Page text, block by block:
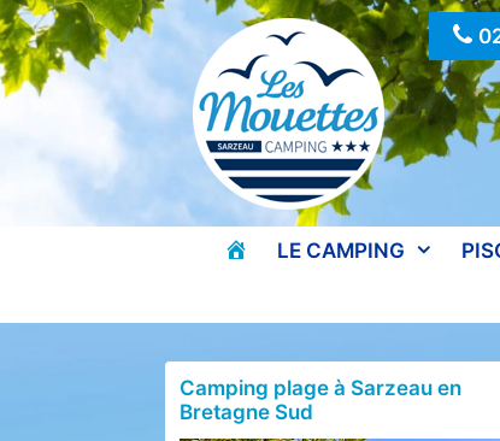
Aller
au
contenu
ACCUEIL
LE CAMPING
Camping plage à Sarzeau en
Bretagne Sud